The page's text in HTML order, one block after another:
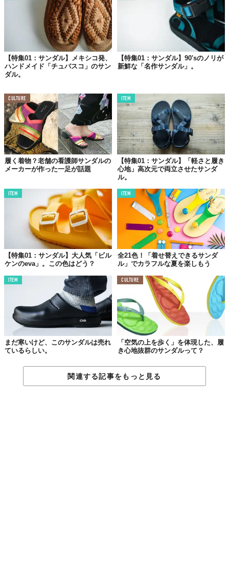
【特集01：サンダル】メキシコ発、
ハンドメイド「チュバスコ」のサン
ダル。
【特集01：サンダル】90'sのノリが
新鮮な「名作サンダル」。
CULTURE
履く着物？老舗の看護師サンダルの
メーカーが作った一足が話題
ITEM
【特集01：サンダル】「軽さと履き
心地」高次元で両立させたサンダ
ル。
ITEM
【特集01：サンダル】大人気「ビル
ケンのeva」。この色はどう？
ITEM
全21色！「着せ替えできるサンダ
ル」でカラフルな夏を楽しもう
ITEM
まだ寒いけど、このサンダルは売れ
ているらしい。
CULTURE
「空気の上を歩く」を体現した、履
き心地抜群のサンダルって？
関連する記事をもっと見る